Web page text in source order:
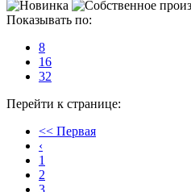
Показывать по:
8
16
32
Перейти к странице:
<< Первая
‹
1
2
3